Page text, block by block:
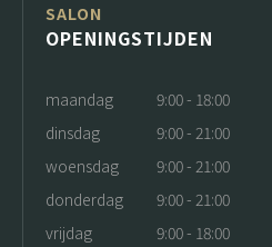
SALON
OPENINGSTIJDEN
maandag
9:00 - 18:00
dinsdag
9:00 - 21:00
woensdag
9:00 - 21:00
donderdag
9:00 - 21:00
vrijdag
9:00 - 18:00